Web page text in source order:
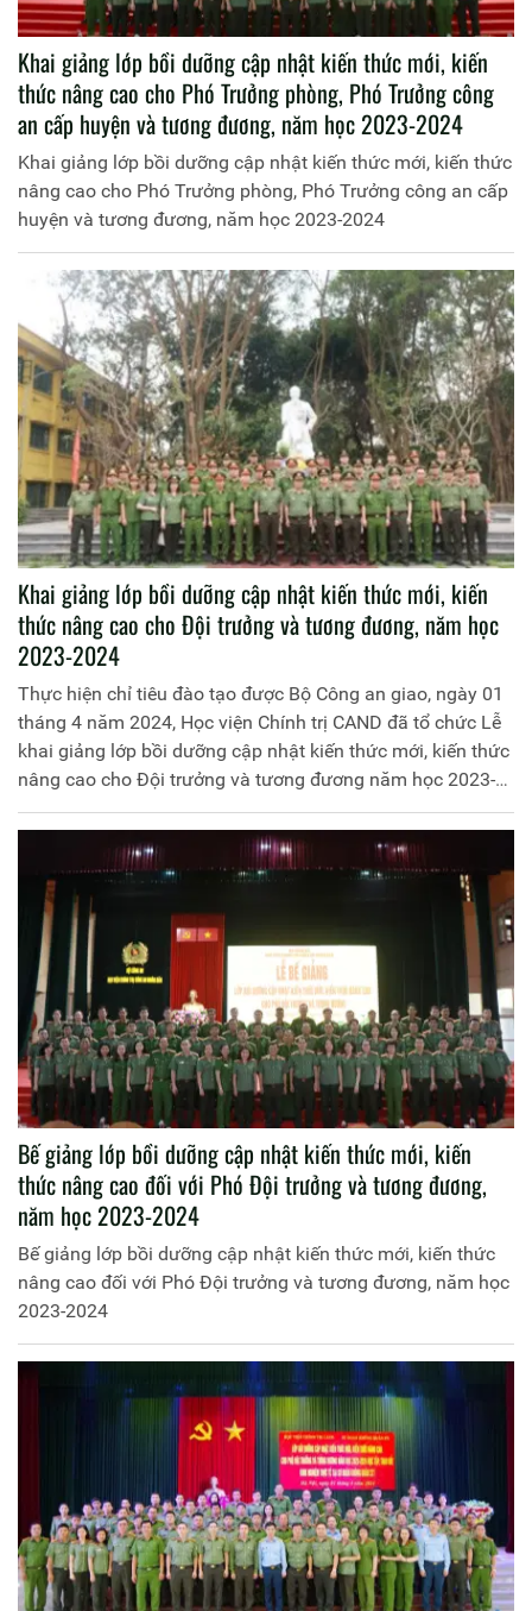
Khai giảng lớp bồi dưỡng cập nhật kiến thức mới, kiến
thức nâng cao cho Phó Trưởng phòng, Phó Trưởng công
an cấp huyện và tương đương, năm học 2023-2024
Khai giảng lớp bồi dưỡng cập nhật kiến thức mới, kiến thức
nâng cao cho Phó Trưởng phòng, Phó Trưởng công an cấp
huyện và tương đương, năm học 2023-2024
Khai giảng lớp bồi dưỡng cập nhật kiến thức mới, kiến
thức nâng cao cho Đội trưởng và tương đương, năm học
2023-2024
Thực hiện chỉ tiêu đào tạo được Bộ Công an giao, ngày 01
tháng 4 năm 2024, Học viện Chính trị CAND đã tổ chức Lễ
khai giảng lớp bồi dưỡng cập nhật kiến thức mới, kiến thức
nâng cao cho Đội trưởng và tương đương năm học 2023-
2024. Đồng chí Thiếu tướng, TS Nguyễn Như Lôi, Phó Bí
thư Đảng ủy, Phó Giám đốc Học viện chủ trì buổi lễ. Tham
dự buổi lễ có đại diện các đơn vị thuộc Học viện và toàn
thể học viên lớp học.
Bế giảng lớp bồi dưỡng cập nhật kiến thức mới, kiến
thức nâng cao đối với Phó Đội trưởng và tương đương,
năm học 2023-2024
Bế giảng lớp bồi dưỡng cập nhật kiến thức mới, kiến thức
nâng cao đối với Phó Đội trưởng và tương đương, năm học
2023-2024